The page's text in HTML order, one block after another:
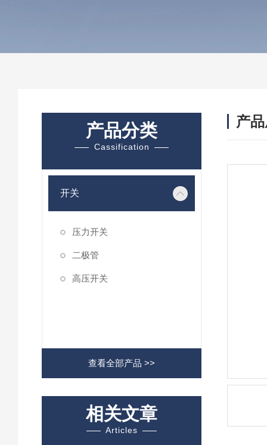
产品分类
Cassification
开关
压力开关
二极管
高压开关
查看全部产品 >>
相关文章
Articles
产